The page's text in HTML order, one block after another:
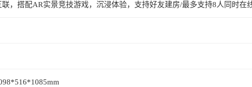
联，搭配AR实景竞技游戏，沉浸体验，支持好友建房/最多支持8人同时在